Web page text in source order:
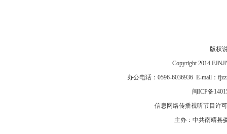
版权
Copyright 2014
办公电话：0596-6036936 E-mail：
闽ICP备
信息网络传播视听节目许
主办：中共南靖县